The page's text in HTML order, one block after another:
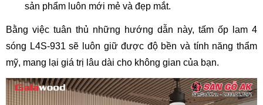
sản phẩm luôn mới mẻ và đẹp mắt.
Bằng việc tuân thủ những hướng dẫn này, tấm ốp lam 4
sóng L4S-931 sẽ luôn giữ được độ bền và tính năng thẩm
mỹ, mang lại giá trị lâu dài cho không gian của bạn.